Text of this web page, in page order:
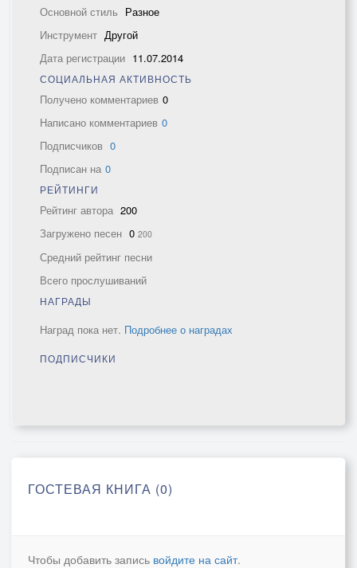
Основной стиль Разное
Инструмент Другой
Дата регистрации 11.07.2014
СОЦИАЛЬНАЯ АКТИВНОСТЬ
Получено комментариев 0
Написано комментариев 0
Подписчиков 0
Подписан на 0
РЕЙТИНГИ
Рейтинг автора 200
Загружено песен 0 200
Средний рейтинг песни
Всего прослушиваний
НАГРАДЫ
Наград пока нет. Подробнее о наградах
ПОДПИСЧИКИ
ГОСТЕВАЯ КНИГА (0)
Чтобы добавить запись войдите на сайт.